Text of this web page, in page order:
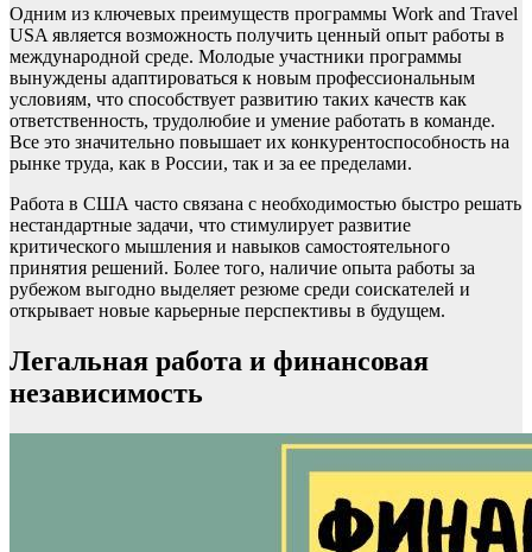
Одним из ключевых преимуществ программы Work and Travel
USA является возможность получить ценный опыт работы в
международной среде. Молодые участники программы
вынуждены адаптироваться к новым профессиональным
условиям, что способствует развитию таких качеств как
ответственность, трудолюбие и умение работать в команде.
Все это значительно повышает их конкурентоспособность на
рынке труда, как в России, так и за ее пределами.
Работа в США часто связана с необходимостью быстро решать
нестандартные задачи, что стимулирует развитие
критического мышления и навыков самостоятельного
принятия решений. Более того, наличие опыта работы за
рубежом выгодно выделяет резюме среди соискателей и
открывает новые карьерные перспективы в будущем.
Легальная работа и финансовая
независимость